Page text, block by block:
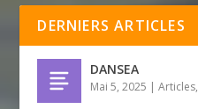
DERNIERS ARTICLES
DANSEA
Mai 5, 2025 |Articles,